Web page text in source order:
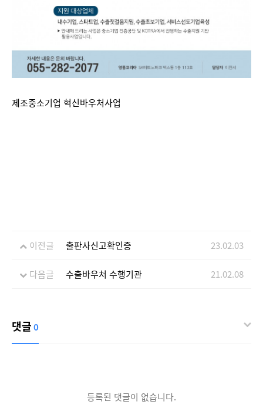
제조중소기업 혁신바우처사업
이전글 출판사신고확인증 23.02.03
다음글 수출바우처 수행기관 21.02.08
댓글0
등록된 댓글이 없습니다.